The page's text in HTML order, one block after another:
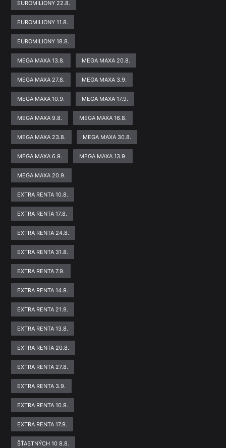
EUROMILIONY 22.8.
EUROMILIONY 11.8.
EUROMILIONY 18.8.
MEGA MAXA 13.8. MEGA MAXA 20.8.
MEGA MAXA 27.8. MEGA MAXA 3.9.
MEGA MAXA 10.9. MEGA MAXA 17.9.
MEGA MAXA 9.8. MEGA MAXA 16.8.
MEGA MAXA 23.8. MEGA MAXA 30.8.
MEGA MAXA 6.9. MEGA MAXA 13.9.
MEGA MAXA 20.9.
EXTRA RENTA 10.8.
EXTRA RENTA 17.8.
EXTRA RENTA 24.8.
EXTRA RENTA 31.8.
EXTRA RENTA 7.9.
EXTRA RENTA 14.9.
EXTRA RENTA 21.9.
EXTRA RENTA 13.8.
EXTRA RENTA 20.8.
EXTRA RENTA 27.8.
EXTRA RENTA 3.9.
EXTRA RENTA 10.9.
EXTRA RENTA 17.9.
ŠŤASTNÝCH 10 8.8.